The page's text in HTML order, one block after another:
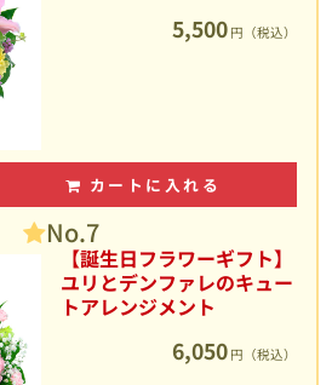
5,500 円（税込）
カートに入れる
No.7
【誕生日フラワーギフト】
ユリとデンファレのキュー
トアレンジメント
6,050 円（税込）